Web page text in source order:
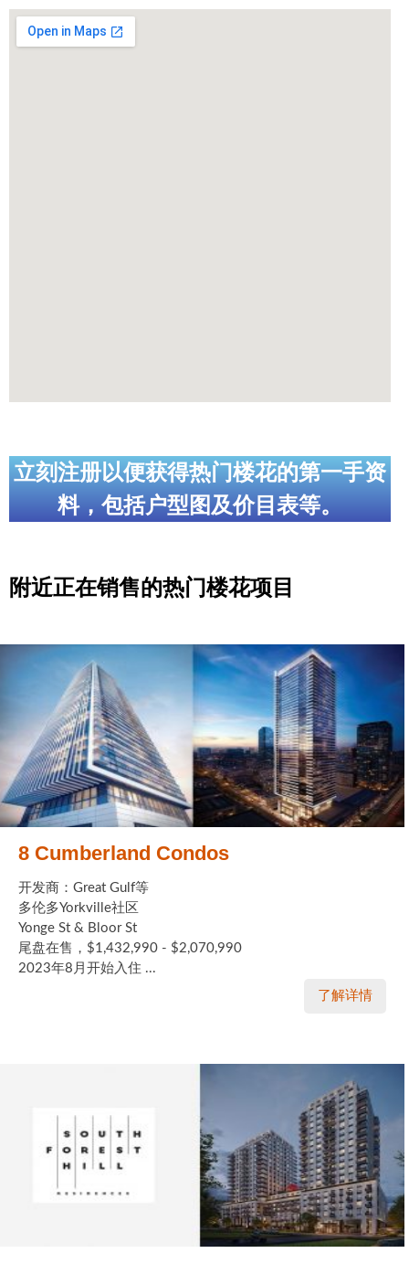
立刻注册以便获得热门楼花的第一手资
料，包括户型图及价目表等。
附近正在销售的热门楼花项目
8 Cumberland Condos
开发商：Great Gulf等
多伦多Yorkville社区
Yonge St & Bloor St
尾盘在售，$1,432,990 - $2,070,990
2023年8月开始入住 ...
了解详情